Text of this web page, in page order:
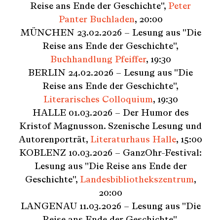
Reise ans Ende der Geschichte", Peter
Panter Buchladen, 20:00
MÜNCHEN 23.02.2026 – Lesung aus "Die
Reise ans Ende der Geschichte",
Buchhandlung Pfeiffer, 19:30
BERLIN 24.02.2026 – Lesung aus "Die
Reise ans Ende der Geschichte",
Literarisches Colloquium, 19:30
HALLE 01.03.2026 – Der Humor des
Kristof Magnusson. Szenische Lesung und
Autorenporträt, Literaturhaus Halle, 15:00
KOBLENZ 10.03.2026 – GanzOhr-Festival:
Lesung aus "Die Reise ans Ende der
Geschichte", Landesbibliothekszentrum,
20:00
LANGENAU 11.03.2026 – Lesung aus "Die